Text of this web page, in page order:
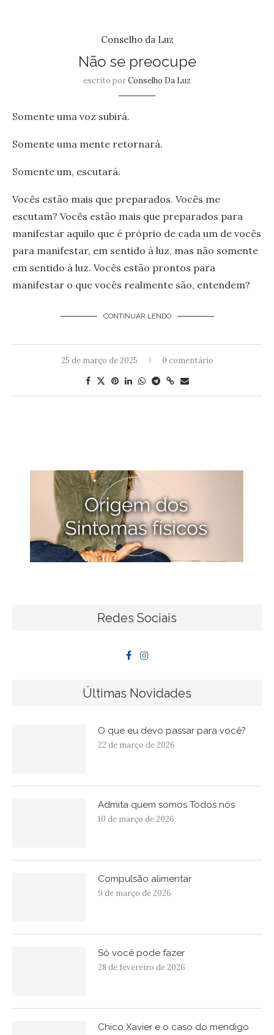
Conselho da Luz
Não se preocupe
escrito porConselho Da Luz
Somente uma voz subirá.
Somente uma mente retornará.
Somente um, escutará.
Vocês estão mais que preparados. Vocês me
escutam? Vocês estão mais que preparados para
manifestar aquilo que é próprio de cada um de vocês
para manifestar, em sentido à luz, mas não somente
em sentido à luz. Vocês estão prontos para
manifestar o que vocês realmente são, entendem?
CONTINUAR LENDO
25 de março de 2025 0 comentário
Redes Sociais
Últimas Novidades
O que eu devo passar para você?
22 de março de 2026
Admita quem somos Todos nós
10 de março de 2026
Compulsão alimentar
9 de março de 2026
Só você pode fazer
28 de fevereiro de 2026
Chico Xavier e o caso do mendigo